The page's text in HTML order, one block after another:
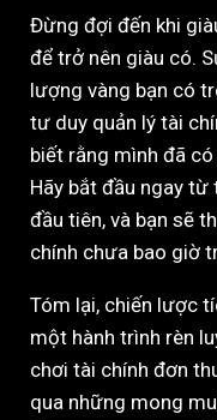
Đừng đợi đến khi
để trở nên giàu có.
lượng vàng bạn có
tư duy quản lý tài
biết rằng mình đã
Hãy bắt đầu ngay từ
đầu tiên, và bạn sẽ
chính chưa bao giờ
Tóm lại, chiến lược
một hành trình rèn
chơi tài chính đơn
qua những mong